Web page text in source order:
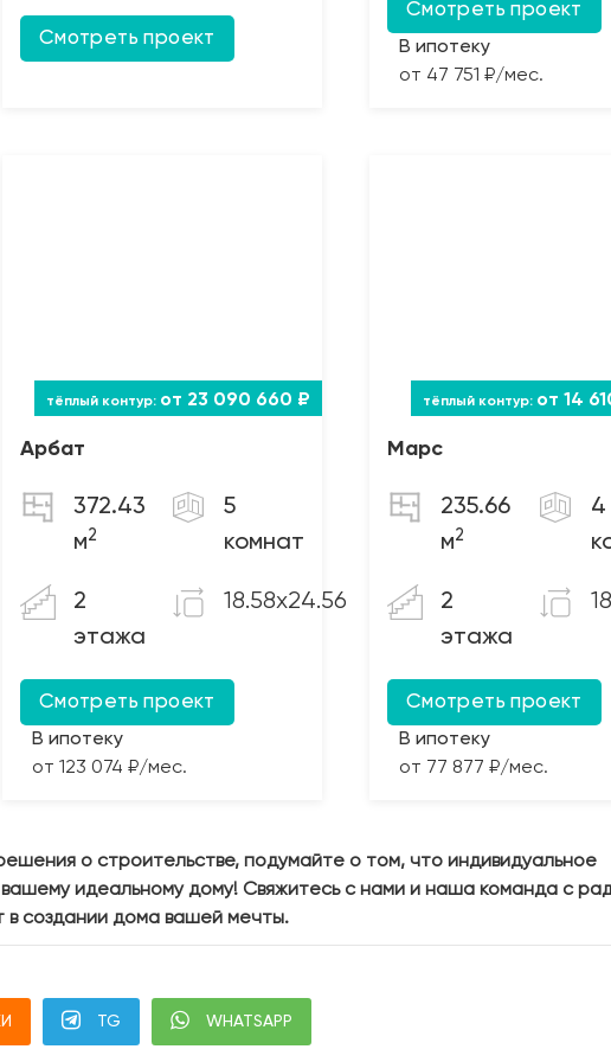
Смотреть проект
Смотреть проект
В ипотеку
от 47 751 ₽/мес.
от 23 090 660 ₽
Арбат
372.43
м2
5
комнат
2
этажа
18.58x24.56
Смотреть проект
В ипотеку
от 123 074 ₽/мес.
от 14
Марс
235.66
м2
4
2
этажа
Смотреть проект
В ипотеку
от 77 877 ₽/мес.
о строительстве, подумайте о том, что индивидуальное
идеальному дому! Свяжитесь с нами и наша команда с
в создании дома вашей мечты.
TG WHATSAPP